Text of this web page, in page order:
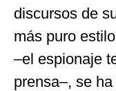
discursos de
más puro
–el espionaje
prensa–, se